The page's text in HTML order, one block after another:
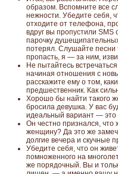
образом. Вспомните все
нежности. Убедите себя,
отходите от телефона,
вдруг вы пропустили
парочку
потерял. Слушайте песни
пропасть, я — за ним,
Не пытайтесь
начиная отношения с
расскажите ему о том,
предшественник. Как
Хорошо бы найти такого
бросила девушка. У вас
идеальный вариант — это
Он честно признался, что
женщину? Да это же
долгие вечера и скучные
Убедите себя, что он
помноженного на
же порядочный. Вы и